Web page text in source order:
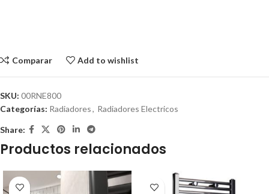
Comparar Add to wishlist
SKU: 00RNE800
Categorías: Radiadores, Radiadores Electricos
Share:
Productos relacionados